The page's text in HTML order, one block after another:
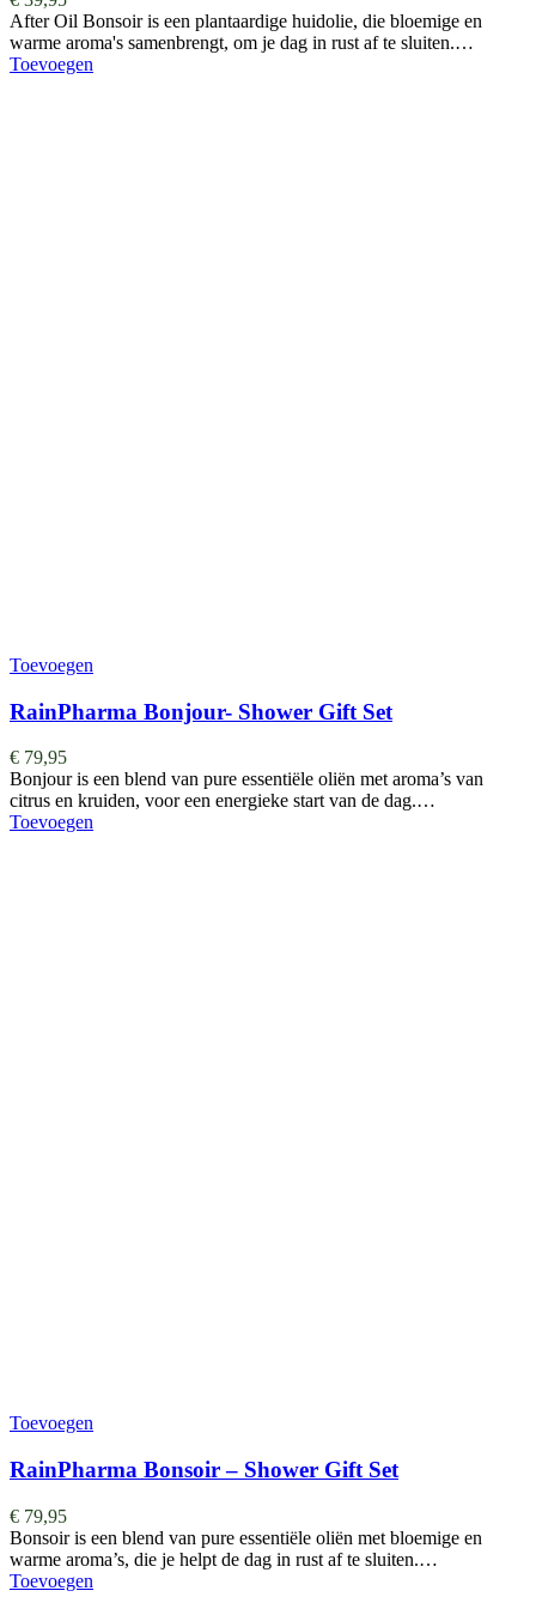
After Oil Bonsoir is een plantaardige huidolie, die bloemige en
warme aroma's samenbrengt, om je dag in rust af te sluiten.…
Toevoegen
Toevoegen
RainPharma Bonjour- Shower Gift Set
€ 79,95
Bonjour is een blend van pure essentiële oliën met aroma’s van
citrus en kruiden, voor een energieke start van de dag.…
Toevoegen
Toevoegen
RainPharma Bonsoir – Shower Gift Set
€ 79,95
Bonsoir is een blend van pure essentiële oliën met bloemige en
warme aroma’s, die je helpt de dag in rust af te sluiten.…
Toevoegen